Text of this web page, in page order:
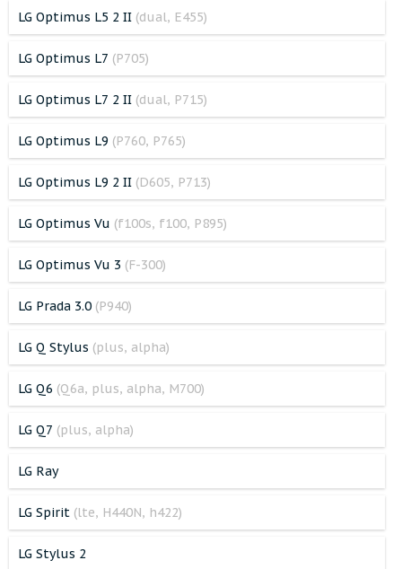
LG Optimus L5 2 II (dual, E455)
LG Optimus L7 (P705)
LG Optimus L7 2 II (dual, P715)
LG Optimus L9 (P760, P765)
LG Optimus L9 2 II (D605, P713)
LG Optimus Vu (f100s, f100, P895)
LG Optimus Vu 3 (F-300)
LG Prada 3.0 (P940)
LG Q Stylus (plus, alpha)
LG Q6 (Q6a, plus, alpha, M700)
LG Q7 (plus, alpha)
LG Ray
LG Spirit (lte, H440N, h422)
LG Stylus 2